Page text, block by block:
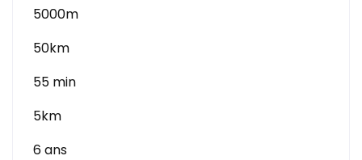
5000m
50km
55 min
5km
6 ans